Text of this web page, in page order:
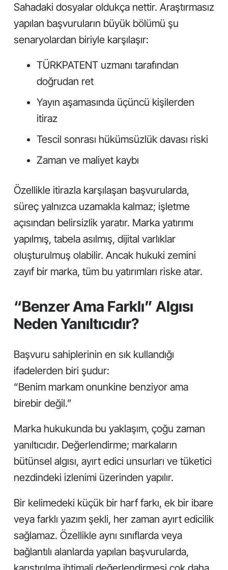
Sahadaki dosyalar oldukça nettir. Araştırmasız
yapılan başvuruların büyük bölümü şu
senaryolardan biriyle karşılaşır:
TÜRKPATENT uzmanı tarafından
doğrudan ret
Yayın aşamasında üçüncü kişilerden
itiraz
Tescil sonrası hükümsüzlük davası riski
Zaman ve maliyet kaybı
Özellikle itirazla karşılaşan başvurularda,
süreç yalnızca uzamakla kalmaz; işletme
açısından belirsizlik yaratır. Marka yatırımı
yapılmış, tabela asılmış, dijital varlıklar
oluşturulmuş olabilir. Ancak hukuki zemini
zayıf bir marka, tüm bu yatırımları riske atar.
“Benzer Ama Farklı” Algısı
Neden Yanıltıcıdır?
Başvuru sahiplerinin en sık kullandığı
ifadelerden biri şudur:
“Benim markam onunkine benziyor ama
birebir değil.”
Marka hukukunda bu yaklaşım, çoğu zaman
yanıltıcıdır. Değerlendirme; markaların
bütünsel algısı, ayırt edici unsurları ve tüketici
nezdindeki izlenimi üzerinden yapılır.
Bir kelimedeki küçük bir harf farkı, ek bir ibare
veya farklı yazım şekli, her zaman ayırt edicilik
sağlamaz. Özellikle aynı sınıflarda veya
bağlantılı alanlarda yapılan başvurularda,